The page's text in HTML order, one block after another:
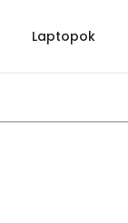
Laptopok